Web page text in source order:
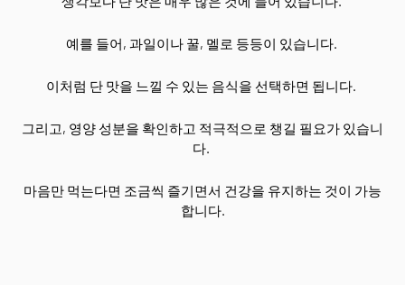
예를 들어, 과일이나 꿀, 멜로 등등이 있습니다.
이처럼 단 맛을 느낄 수 있는 음식을 선택하면 됩니다.
그리고, 영양 성분을 확인하고 적극적으로 챙길 필요가 있습니
다.
마음만 먹는다면 조금씩 즐기면서 건강을 유지하는 것이 가능
합니다.